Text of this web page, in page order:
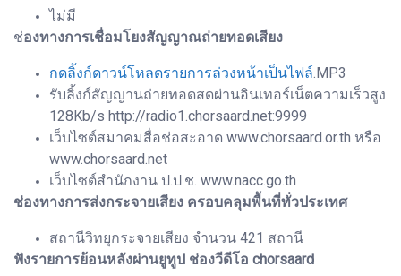
ไม่มี
ช่องทางการเชื่อมโยงสัญญาณถ่ายทอดเสียง
กดลิ้งก์ดาวน์โหลดรายการล่วงหน้าเป็นไฟล์ .MP3
รับลิ้งก์สัญญานถ่ายทอดสดผ่านอินเทอร์เน็ตความเร็วสูง
128Kb/s http://radio1.chorsaard.net:9999
เว็บไซต์สมาคมสื่อช่อสะอาด www.chorsaard.or.th หรือ
www.chorsaard.net
เว็บไซต์สำนักงาน ป.ป.ช. www.nacc.go.th
ช่องทางการส่งกระจายเสียง ครอบคลุมพื้นที่ทั่วประเทศ
สถานีวิทยุกระจายเสียง จำนวน 421 สถานี
ฟังรายการย้อนหลังผ่านยูทูป ช่องวีดีโอ chorsaard